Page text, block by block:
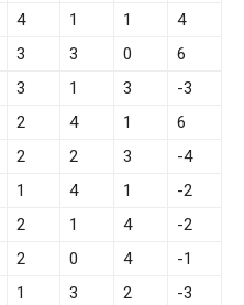
4 1 1
4
3 3 0
6
3 1 3
-3
2 4 1
6
2 2 3
-4
1 4 1
-2
2 1 4
-2
2 0 4
-1
1 3 2
-3